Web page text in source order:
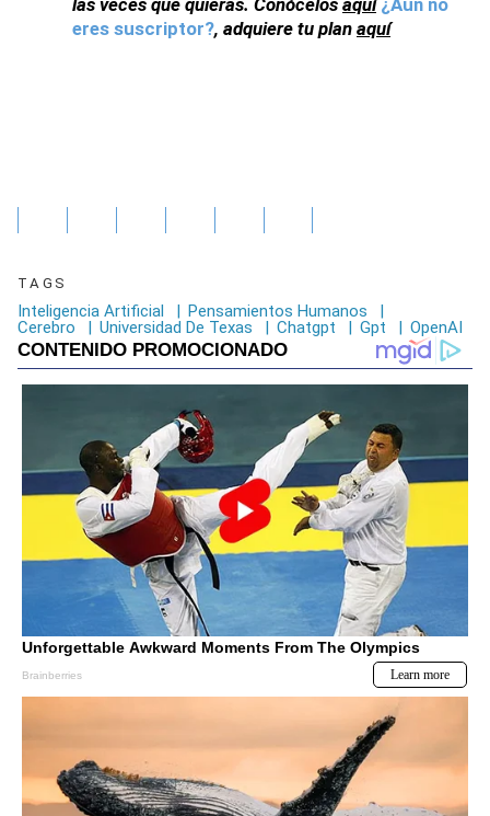
las veces que quieras. Conócelos aquí ¿Aun no
eres suscriptor?, adquiere tu plan aquí
TAGS
Inteligencia Artificial | Pensamientos Humanos
|
Cerebro
| Universidad De Texas | Chatgpt | Gpt | OpenAI